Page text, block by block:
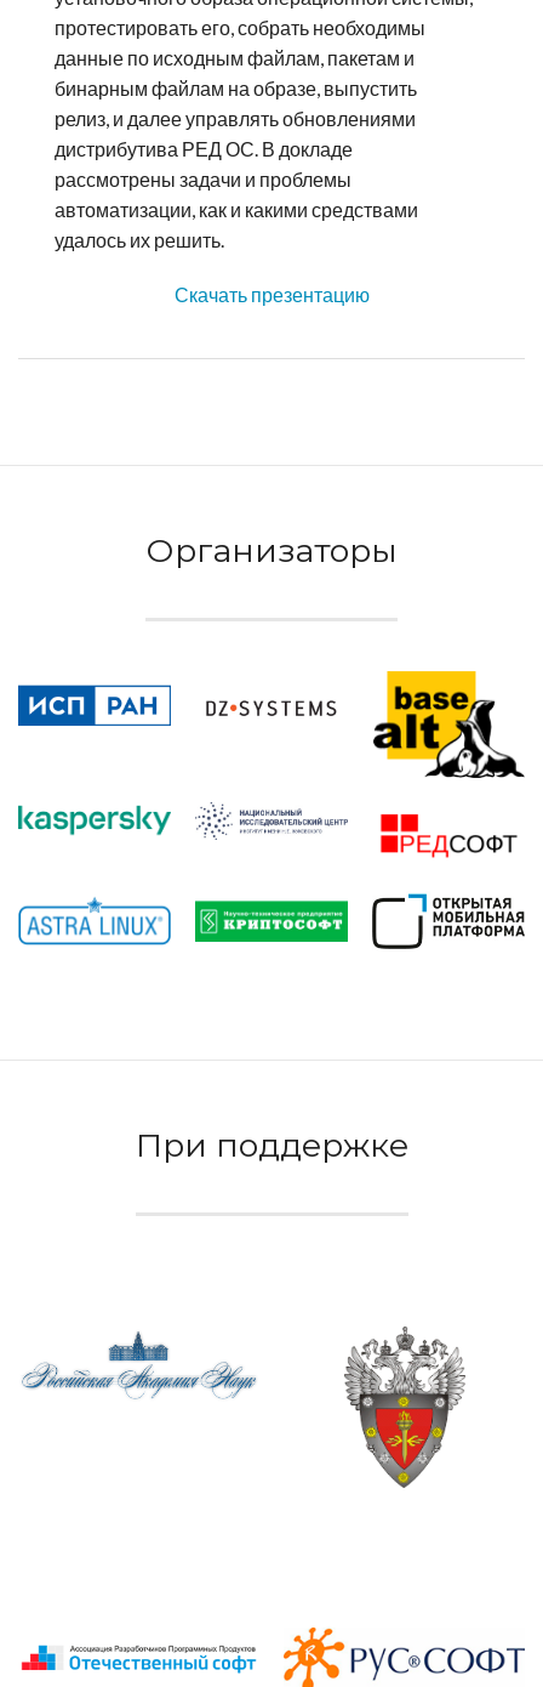
протестировать его, собрать необходимы
данные по исходным файлам, пакетам и
бинарным файлам на образе, выпустить
релиз, и далее управлять обновлениями
дистрибутива РЕД ОС. В докладе
рассмотрены задачи и проблемы
автоматизации, как и какими средствами
удалось их решить.
Скачать презентацию
Организаторы
При поддержке